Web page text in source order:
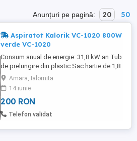
Anunțuri pe pagină: 20 50
Aspiratot Kalorik VC-1020 800W
verde VC-1020
Consum anual de energie: 31,8 kW an Tub
de prelungire din plastic Sac hartie de 1,8
litri 3 buc perii Specificatii
CARACTERISTICI GENERALE Tip produs
Aspirator cu sac Tip aspirare Uscata Tip
alimentare La retea Tip suprafata Covoare
Podele Eficienta energetica Clasa A+
Amara, Ialomita
14 iunie
200 RON
Telefon validat